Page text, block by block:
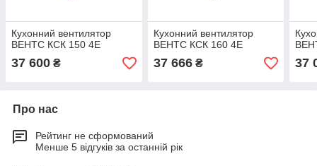
Кухонний вентилятор
ВЕНТС КСК 150 4Е
37 600 ₴
Кухонний вентилятор
ВЕНТС КСК 160 4Е
37 666₴ 37
Про нас
Рейтинг не сформований
Менше 5 відгуків за останній рік